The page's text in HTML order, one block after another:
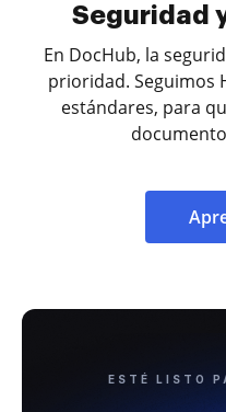
Seguridad
En DocHub, la
prioridad. Seguimos
estándares, para
ESTÉ LISTO